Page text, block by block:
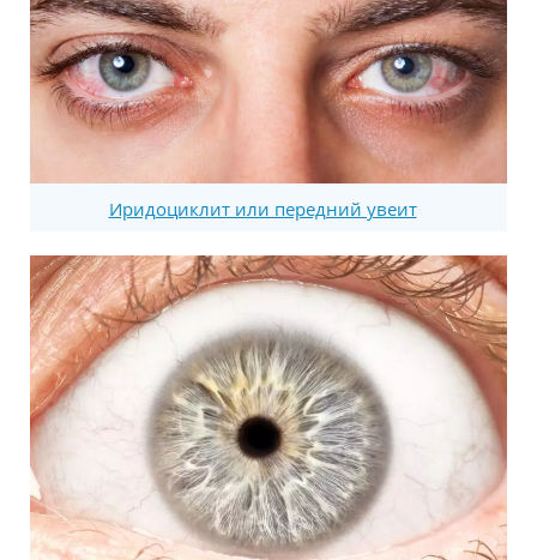
Иридоциклит или передний увеит